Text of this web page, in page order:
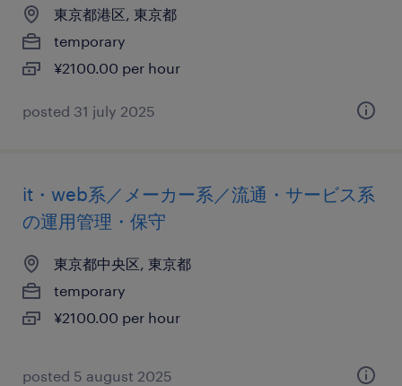
東京都港区, 東京都
temporary
¥2100.00 per hour
posted 31 july 2025
it・web系／メーカー系／流通・サービス系
の運用管理・保守
東京都中央区, 東京都
temporary
¥2100.00 per hour
posted 5 august 2025